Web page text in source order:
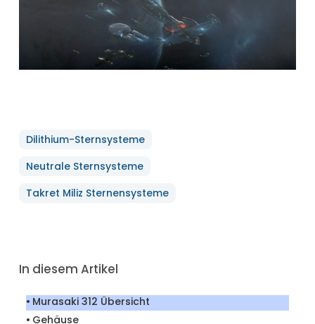
Dilithium-Sternsysteme
Neutrale Sternsysteme
Takret Miliz Sternensysteme
In diesem Artikel
Murasaki 312 Übersicht
Gehäuse